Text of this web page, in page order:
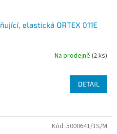
elastická ORTEX 011E
Na prodejně (2 ks)
DETAIL
Kód: 5000641/1S/M